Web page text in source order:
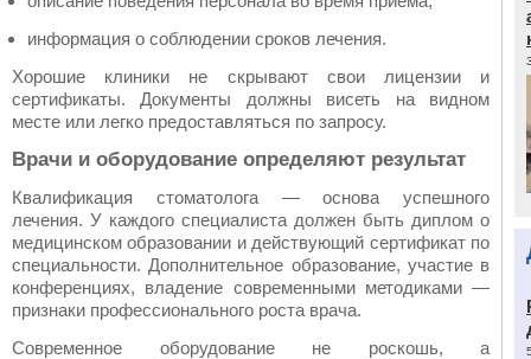
информация о соблюдении сроков лечения.
Хорошие клиники не скрывают свои лицензии и
сертификаты. Документы должны висеть на видном
месте или легко предоставляться по запросу.
Врачи и оборудование определяют результат
Квалификация стоматолога — основа успешного
лечения. У каждого специалиста должен быть диплом о
медицинском образовании и действующий сертификат по
специальности. Дополнительное образование, участие в
конференциях, владение современными методиками —
признаки профессионального роста врача.
Современное оборудование не роскошь, а